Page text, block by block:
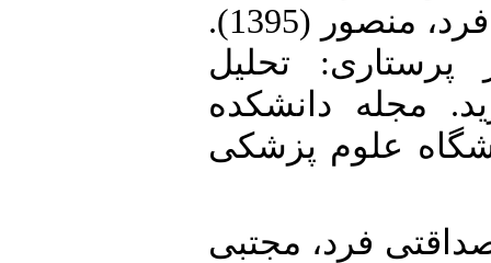
رحمانی، آزاد و غفوری فرد، منصور (1395).
پرستاری: تحلیل
مجله دانشکده
علوم پزشکی
صداقتی فرد، مجتبی